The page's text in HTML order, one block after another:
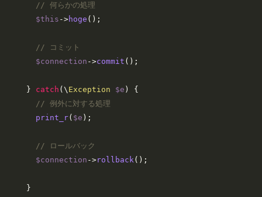
// 何らかの処理
$this ->hoge ();
// コミット
$connection ->commit ();
    }
catch (\ Exception $e ) {
// 例外に対する処理
print_r( $e );
// ロールバック
$connection ->rollback();
    }